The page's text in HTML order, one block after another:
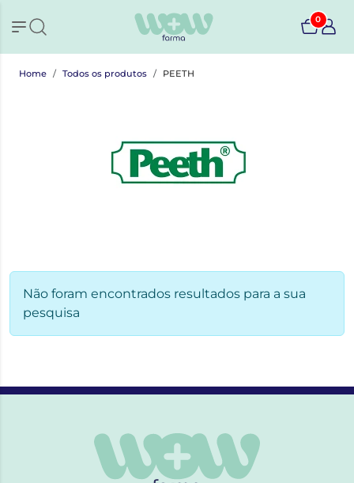
0
Home Todos os produtos PEETH
Não foram encontrados resultados para a sua
pesquisa